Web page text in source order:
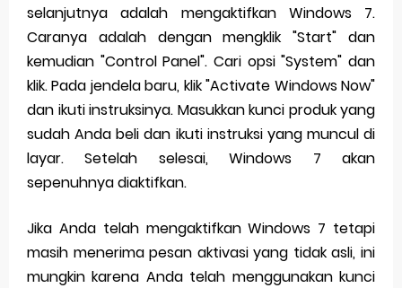
selanjutnya adalah mengaktifkan Windows 7.
Caranya adalah dengan mengklik "Start" dan
kemudian "Control Panel". Cari opsi "System" dan
klik. Pada jendela baru, klik "Activate Windows Now"
dan ikuti instruksinya. Masukkan kunci produk yang
sudah Anda beli dan ikuti instruksi yang muncul di
layar. Setelah selesai, Windows 7 akan
sepenuhnya diaktifkan.
Jika Anda telah mengaktifkan Windows 7 tetapi
masih menerima pesan aktivasi yang tidak asli, ini
mungkin karena Anda telah menggunakan kunci